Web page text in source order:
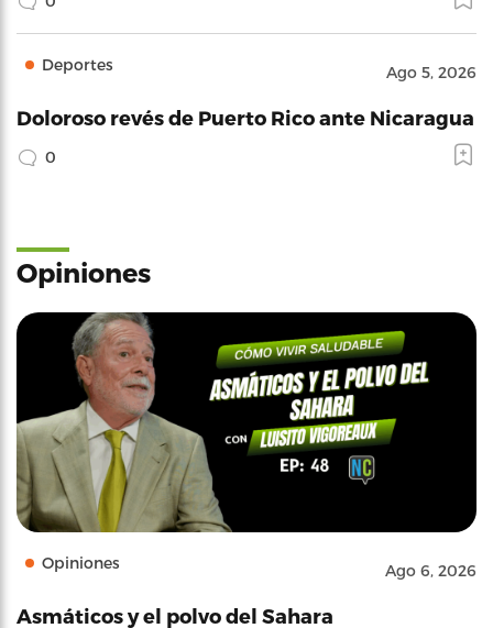
Deportes Ago 5, 2026
Doloroso revés de Puerto Rico ante Nicaragua
0
Opiniones
Opiniones Ago 6, 2026
Asmáticos y el polvo del Sahara